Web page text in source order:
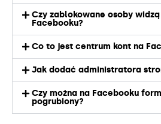
Czy zablokowane osoby
Facebooku?
Co to jest centrum kont na
Jak dodać administratora
Czy można na Facebooku
pogrubiony?